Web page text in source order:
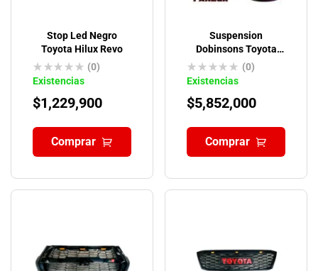
Stop Led Negro
Toyota Hilux Revo
(0)
Existencias
$1,229,900
Comprar
Suspension
Dobinsons Toyota
Hilux Vigo 2005-2015
(0)
Existencias
$5,852,000
Comprar